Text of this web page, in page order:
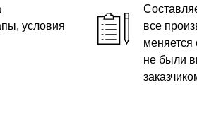
условия
все
меняется
не были